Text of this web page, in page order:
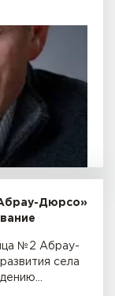
Дюрсо»
№2 Абрау-
села